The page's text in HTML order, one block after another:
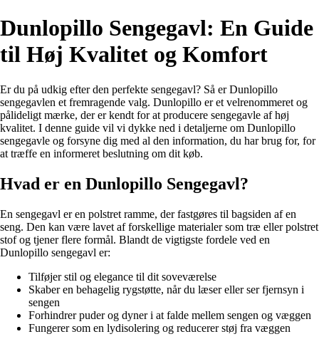
Dunlopillo Sengegavl: En Guide
til Høj Kvalitet og Komfort
Er du på udkig efter den perfekte sengegavl? Så er Dunlopillo
sengegavlen et fremragende valg. Dunlopillo er et velrenommeret og
pålideligt mærke, der er kendt for at producere sengegavle af høj
kvalitet. I denne guide vil vi dykke ned i detaljerne om Dunlopillo
sengegavle og forsyne dig med al den information, du har brug for, for
at træffe en informeret beslutning om dit køb.
Hvad er en Dunlopillo Sengegavl?
En sengegavl er en polstret ramme, der fastgøres til bagsiden af en
seng. Den kan være lavet af forskellige materialer som træ eller polstret
stof og tjener flere formål. Blandt de vigtigste fordele ved en
Dunlopillo sengegavl er:
Tilføjer stil og elegance til dit soveværelse
Skaber en behagelig rygstøtte, når du læser eller ser fjernsyn i
sengen
Forhindrer puder og dyner i at falde mellem sengen og væggen
Fungerer som en lydisolering og reducerer støj fra væggen